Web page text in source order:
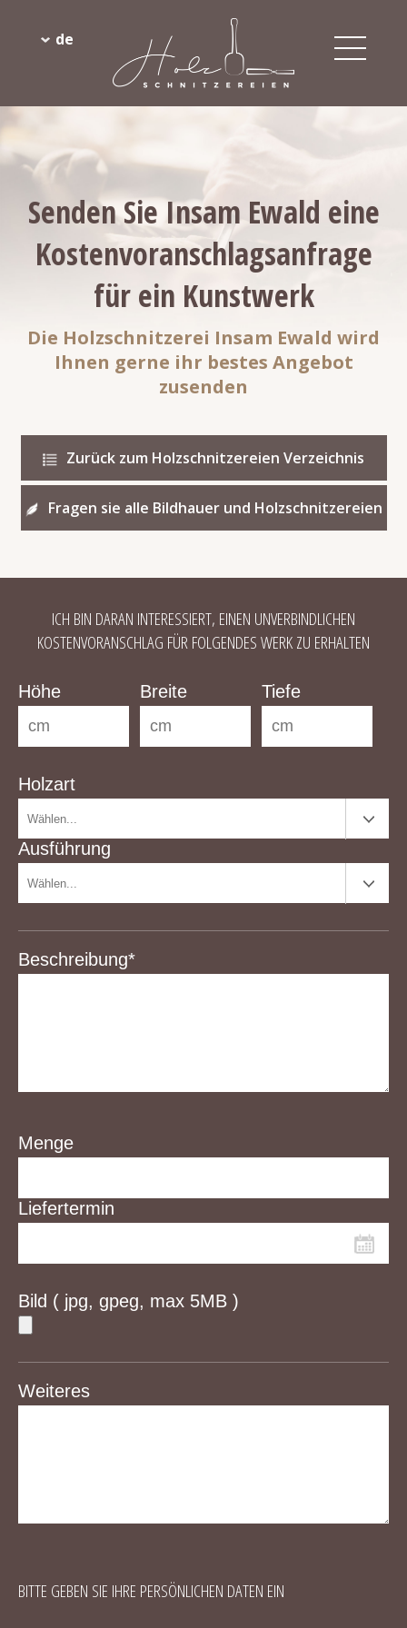
de
Senden Sie Insam Ewald eine
Kostenvoranschlagsanfrage
für ein Kunstwerk
Die Holzschnitzerei Insam Ewald wird
Ihnen gerne ihr bestes Angebot
zusenden
Zurück zum Holzschnitzereien Verzeichnis
Fragen sie alle Bildhauer und Holzschnitzereien
ICH BIN DARAN INTERESSIERT, EINEN UNVERBINDLICHEN
KOSTENVORANSCHLAG FÜR FOLGENDES WERK ZU ERHALTEN
Höhe Breite Tiefe
Holzart
Ausführung
Beschreibung*
Menge
Liefertermin
Bild ( jpg, gpeg, max 5MB )
Weiteres
BITTE GEBEN SIE IHRE PERSÖNLICHEN DATEN EIN